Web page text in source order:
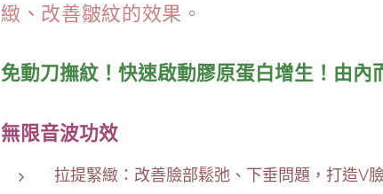
緻、改善皺紋的效果。
免動刀撫紋！快速啟動膠原蛋白增生！由內
無限音波功效
拉提緊緻：改善臉部鬆弛、下垂問題，打造V